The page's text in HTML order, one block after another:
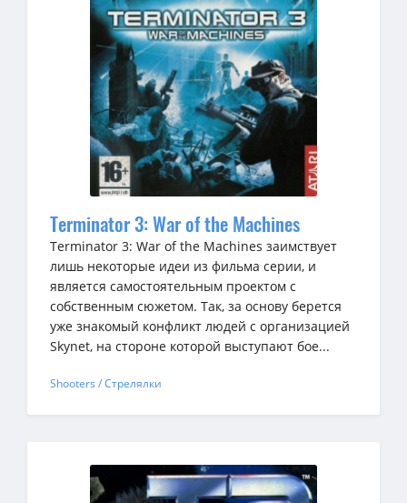
Terminator 3: War of the Machines
Terminator 3: War of the Machines заимствует
лишь некоторые идеи из фильма серии, и
является самостоятельным проектом с
собственным сюжетом. Так, за основу берется
уже знакомый конфликт людей с организацией
Skynet, на стороне которой выступают бое...
Shooters / Стрелялки